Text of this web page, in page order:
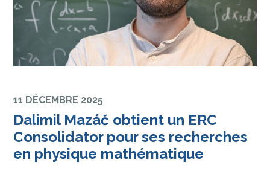
11 DÉCEMBRE 2025
Dalimil Mazáč obtient un ERC
Consolidator pour ses recherches
en physique mathématique